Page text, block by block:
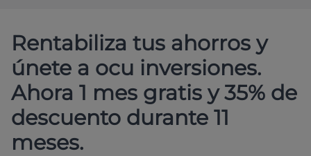
Rentabiliza tus ahorros y
únete a ocu inversiones.
Ahora 1 mes gratis y 35% de
descuento durante 11
meses.